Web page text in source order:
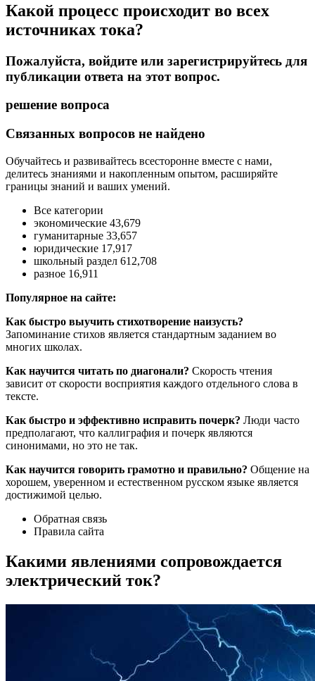
Какой процесс происходит во всех
источниках тока?
Пожалуйста, войдите или зарегистрируйтесь для
публикации ответа на этот вопрос.
решение вопроса
Связанных вопросов не найдено
Обучайтесь и развивайтесь всесторонне вместе с нами,
делитесь знаниями и накопленным опытом, расширяйте
границы знаний и ваших умений.
Все категории
экономические 43,679
гуманитарные 33,657
юридические 17,917
школьный раздел 612,708
разное 16,911
Популярное на сайте:
Как быстро выучить стихотворение наизусть?
Запоминание стихов является стандартным заданием во
многих школах.
Как научится читать по диагонали? Скорость чтения
зависит от скорости восприятия каждого отдельного слова в
тексте.
Как быстро и эффективно исправить почерк? Люди часто
предполагают, что каллиграфия и почерк являются
синонимами, но это не так.
Как научится говорить грамотно и правильно? Общение на
хорошем, уверенном и естественном русском языке является
достижимой целью.
Обратная связь
Правила сайта
Какими явлениями сопровождается
электрический ток?